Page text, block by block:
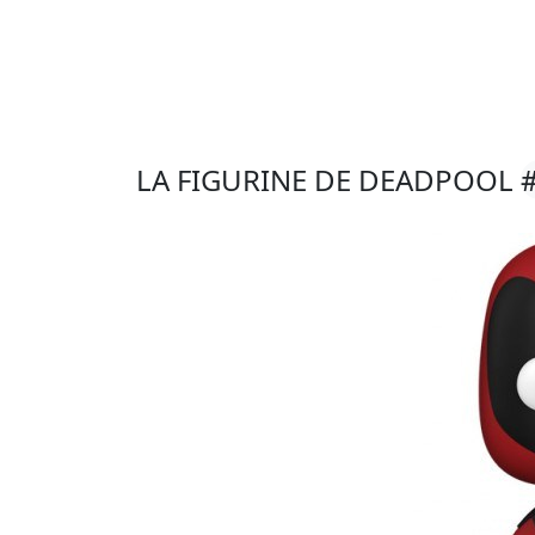
LA FIGURINE DE DEADPOOL